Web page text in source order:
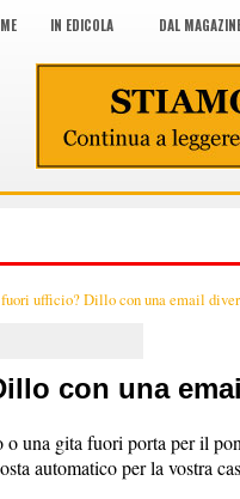
IN EDICOLA DAL
ufficio? Dillo con una email
con una
una gita fuori porta per il
automatico per la vostra